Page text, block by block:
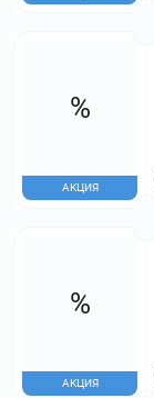
%
АКЦИЯ
%
АКЦИЯ